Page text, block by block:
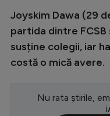
Europa
CM 2026
Joyskim Dawa (29
partida dintre
susține colegii, iar
costă o mică avere.
Nu rata știrile,